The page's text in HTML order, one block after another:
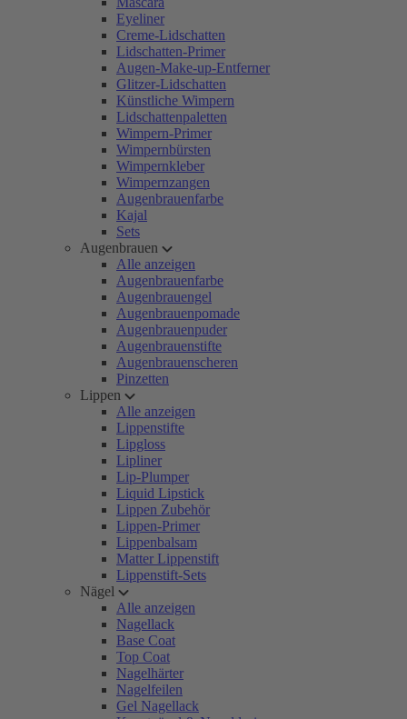
Eyeliner
Creme-Lidschatten
Lidschatten-Primer
Augen-Make-up-Entferner
Glitzer-Lidschatten
Künstliche Wimpern
Lidschattenpaletten
Wimpern-Primer
Wimpernbürsten
Wimpernkleber
Wimpernzangen
Augenbrauenfarbe
Kajal
Sets
Augenbrauen
Alle anzeigen
Augenbrauenfarbe
Augenbrauengel
Augenbrauenpomade
Augenbrauenpuder
Augenbrauenstifte
Augenbrauenscheren
Pinzetten
Lippen
Alle anzeigen
Lippenstifte
Lipgloss
Lipliner
Lip-Plumper
Liquid Lipstick
Lippen Zubehör
Lippen-Primer
Lippenbalsam
Matter Lippenstift
Lippenstift-Sets
Nägel
Alle anzeigen
Nagellack
Base Coat
Top Coat
Nagelhärter
Nagelfeilen
Gel Nagellack